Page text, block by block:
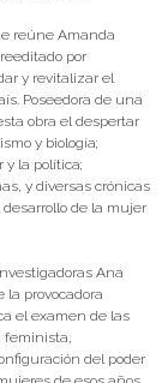
reúne Amanda
por
y revitalizar el
Poseedora de una
obra el despertar
y biología;
y la política;
y diversas crónicas
de la mujer
Ana
la provocadora
el examen de las
feminista,
del poder